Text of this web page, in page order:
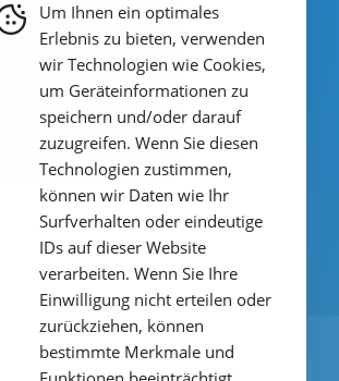
Analysentechnik
( Hauptsitz )
21 289 33 – 0
Produkte
Anwendungen
Impressum
Um Ihnen ein optimales
Erlebnis zu bieten, verwenden
wir Technologien wie Cookies,
um Geräteinformationen zu
speichern und/oder darauf
zuzugreifen. Wenn Sie diesen
Technologien zustimmen,
können wir Daten wie Ihr
Surfverhalten oder eindeutige
IDs auf dieser Website
verarbeiten. Wenn Sie Ihre
Einwilligung nicht erteilen oder
zurückziehen, können
bestimmte Merkmale und